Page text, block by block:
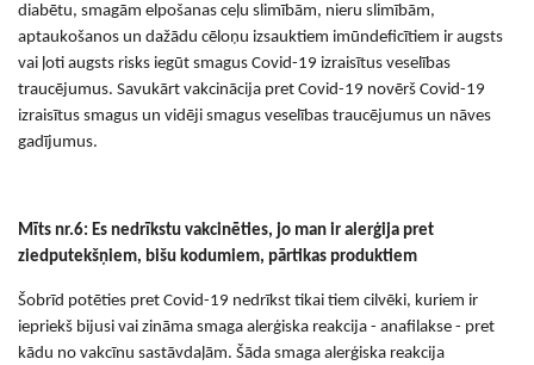
diabētu, smagām elpošanas ceļu slimībām, nieru slimībām,
aptaukošanos un dažādu cēloņu izsauktiem imūndeficītiem ir augsts
vai ļoti augsts risks iegūt smagus Covid-19 izraisītus veselības
traucējumus. Savukārt vakcinācija pret Covid-19 novērš Covid-19
izraisītus smagus un vidēji smagus veselības traucējumus un nāves
gadījumus.
Mīts nr.6: Es nedrīkstu vakcinēties, jo man ir alerģija pret
ziedputekšņiem, bišu kodumiem, pārtikas produktiem
Šobrīd potēties pret Covid-19 nedrīkst tikai tiem cilvēki, kuriem ir
iepriekš bijusi vai zināma smaga alerģiska reakcija - anafilakse - pret
kādu no vakcīnu sastāvdaļām. Šāda smaga alerģiska reakcija